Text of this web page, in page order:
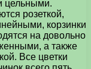
цельными.
розеткой,
корзинки
на довольно
а также
Все цветки